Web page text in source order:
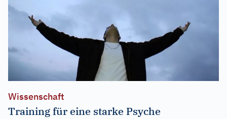
Wissenschaft
Training für eine starke Psyche